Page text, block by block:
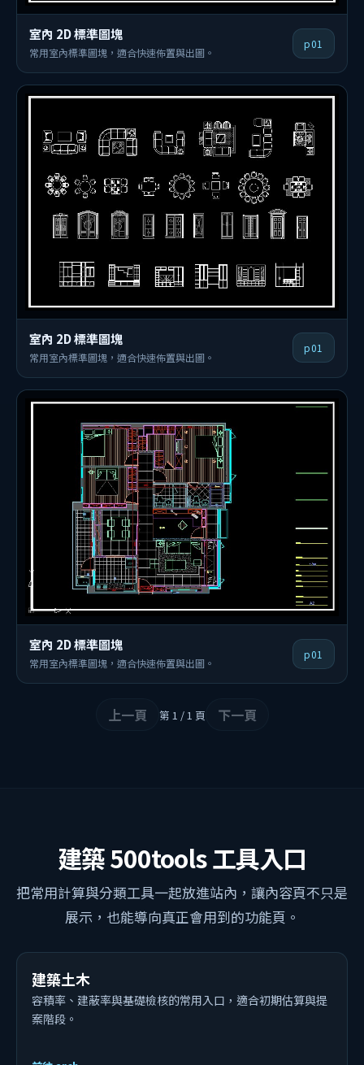
室內 2D 標準圖塊
常用室內標準圖塊，適合快速佈置與出圖。
p01
室內 2D 標準圖塊
常用室內標準圖塊，適合快速佈置與出圖。
p01
室內 2D 標準圖塊
常用室內標準圖塊，適合快速佈置與出圖。
p01
上一頁 第 1 / 1 頁 下一頁
建築 500tools 工具入口
把常用計算與分類工具一起放進站內，讓內容頁不只是
展示，也能導向真正會用到的功能頁。
建築土木
容積率、建蔽率與基礎檢核的常用入口，適合初期估算與提
案階段。